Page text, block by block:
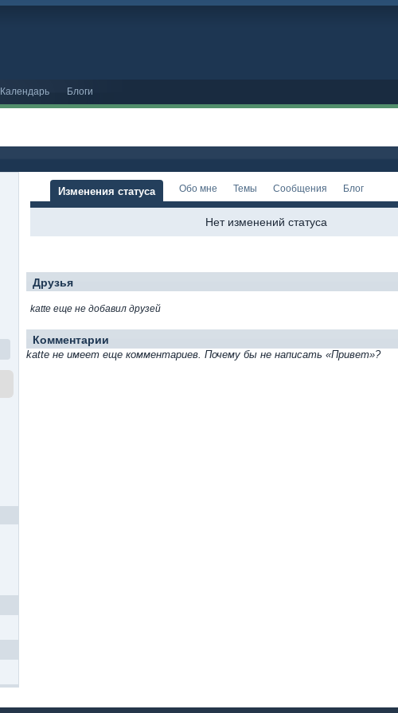
Календарь Блоги
Изменения статуса Обо мне Темы Сообщения Блог
Нет изменений статуса
Друзья
katte еще не добавил друзей
Комментарии
katte не имеет еще комментариев. Почему бы не написать «Привет»?